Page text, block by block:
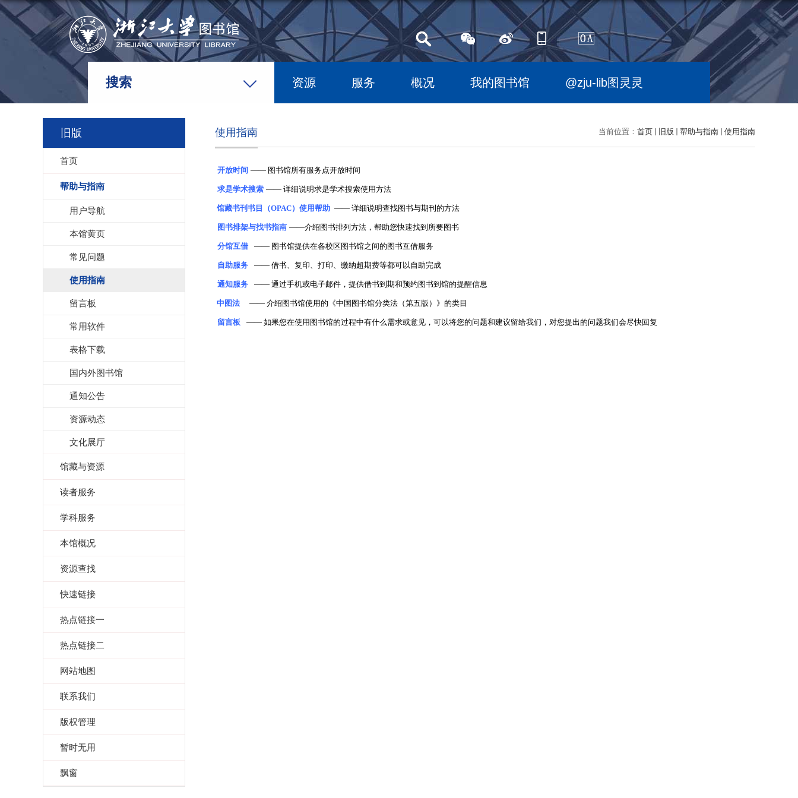
搜索 资源 服务 概况 我的图书馆 @zju-lib图灵灵
旧版
首页
帮助与指南
用户导航
本馆黄页
常见问题
使用指南
留言板
常用软件
表格下载
国内外图书馆
通知公告
资源动态
文化展厅
馆藏与资源
读者服务
学科服务
本馆概况
资源查找
快速链接
热点链接一
热点链接二
网站地图
联系我们
版权管理
暂时无用
飘窗
当前位置： 首页 旧版 帮助与指南 使用指南
使用指南
开放时间 —— 图书馆所有服务点开放时间
求是学术搜索 —— 详细说明求是学术搜索使用方法
馆藏书刊书目（OPAC）使用帮助 —— 详细说明查找图书与期刊的方法
图书排架与找书指南 ——介绍图书排列方法，帮助您快速找到所要图书
分馆互借 —— 图书馆提供在各校区图书馆之间的图书互借服务
自助服务 —— 借书、复印、打印、缴纳超期费等都可以自助完成
通知服务 —— 通过手机或电子邮件，提供借书到期和预约图书到馆的提醒信息
中图法 —— 介绍图书馆使用的《中国图书馆分类法（第五版）》的类目
留言板 —— 如果您在使用图书馆的过程中有什么需求或意见，可以将您的问题和建议留给我们，对您提出的问题我们会尽快回复